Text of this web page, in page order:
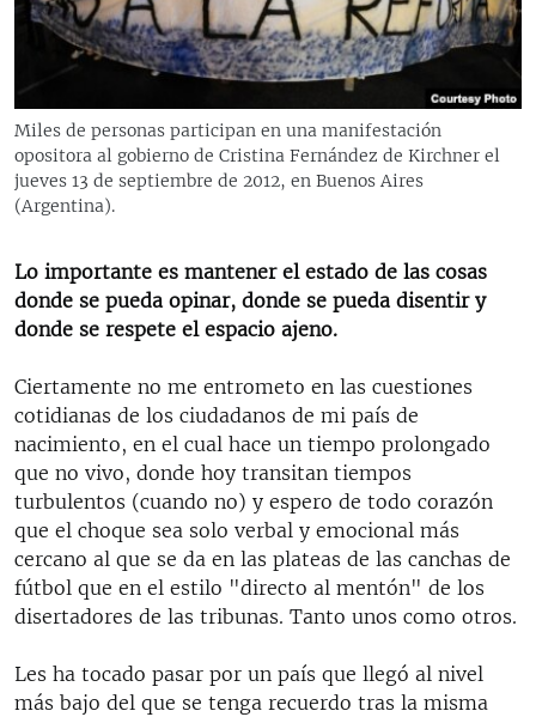
RADIO MARTÍ
ESPECIALES
ESPECIALES
LA REALIDAD DE LA VIVIENDA EN CUBA
SER VIEJO EN CUBA
LOS SANTOS DE HIALEAH
DESINFORMACIÓN RUSA EN AMÉRICA LATINA
MULTIMEDIA
EDITORIALES
SÍGUENOS
Miles de personas participan en una manifestación
opositora al gobierno de Cristina Fernández de Kirchner el
jueves 13 de septiembre de 2012, en Buenos Aires
(Argentina).
Lo importante es mantener el estado de las cosas
donde se pueda opinar, donde se pueda disentir y
donde se respete el espacio ajeno.
Ciertamente no me entrometo en las cuestiones
cotidianas de los ciudadanos de mi país de
nacimiento, en el cual hace un tiempo prolongado
que no vivo, donde hoy transitan tiempos
turbulentos (cuando no) y espero de todo corazón
que el choque sea solo verbal y emocional más
cercano al que se da en las plateas de las canchas de
fútbol que en el estilo "directo al mentón" de los
disertadores de las tribunas. Tanto unos como otros.
Les ha tocado pasar por un país que llegó al nivel
más bajo del que se tenga recuerdo tras la misma